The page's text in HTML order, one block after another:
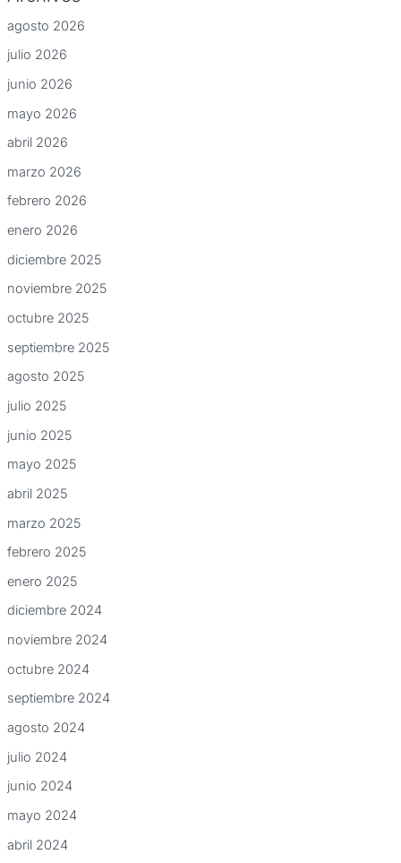
agosto 2026
julio 2026
junio 2026
mayo 2026
abril 2026
marzo 2026
febrero 2026
enero 2026
diciembre 2025
noviembre 2025
octubre 2025
septiembre 2025
agosto 2025
julio 2025
junio 2025
mayo 2025
abril 2025
marzo 2025
febrero 2025
enero 2025
diciembre 2024
noviembre 2024
octubre 2024
septiembre 2024
agosto 2024
julio 2024
junio 2024
mayo 2024
abril 2024